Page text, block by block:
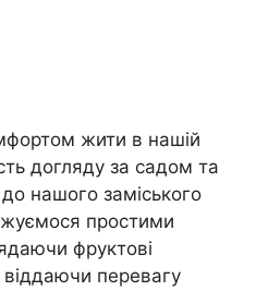
жити в нашій
догляду за садом та
нашого заміського
простими
фруктові
перевагу